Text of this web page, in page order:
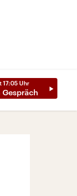
17:05 Uhr
Gespräch